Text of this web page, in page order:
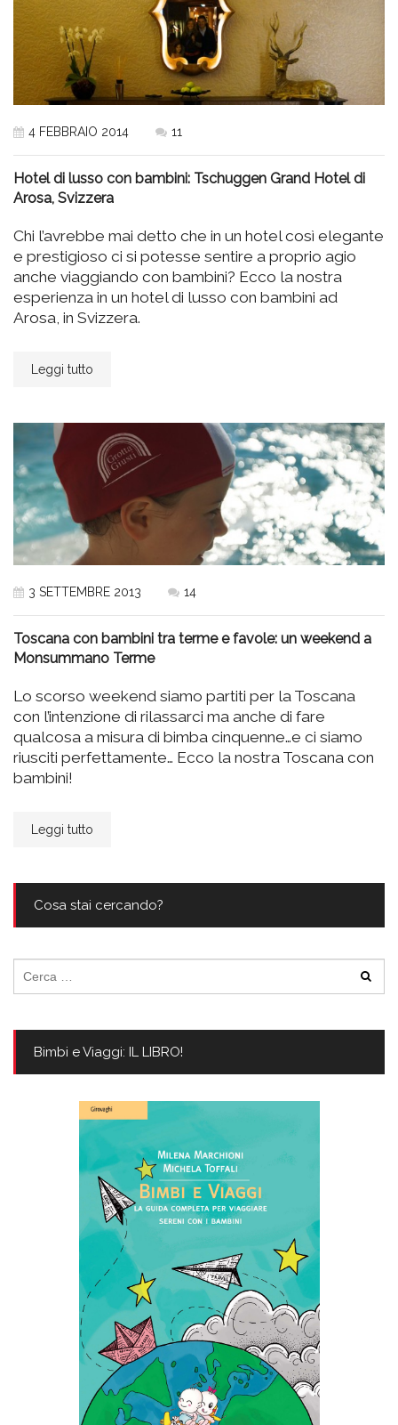
4 FEBBRAIO 2014 11
Hotel di lusso con bambini: Tschuggen Grand Hotel di
Arosa, Svizzera
Chi l’avrebbe mai detto che in un hotel così elegante
e prestigioso ci si potesse sentire a proprio agio
anche viaggiando con bambini? Ecco la nostra
esperienza in un hotel di lusso con bambini ad
Arosa, in Svizzera.
Leggi tutto
3 SETTEMBRE 2013 14
Toscana con bambini tra terme e favole: un weekend a
Monsummano Terme
Lo scorso weekend siamo partiti per la Toscana
con l’intenzione di rilassarci ma anche di fare
qualcosa a misura di bimba cinquenne…e ci siamo
riusciti perfettamente… Ecco la nostra Toscana con
bambini!
Leggi tutto
Cosa stai cercando?
per:
Bimbi e Viaggi: IL LIBRO!